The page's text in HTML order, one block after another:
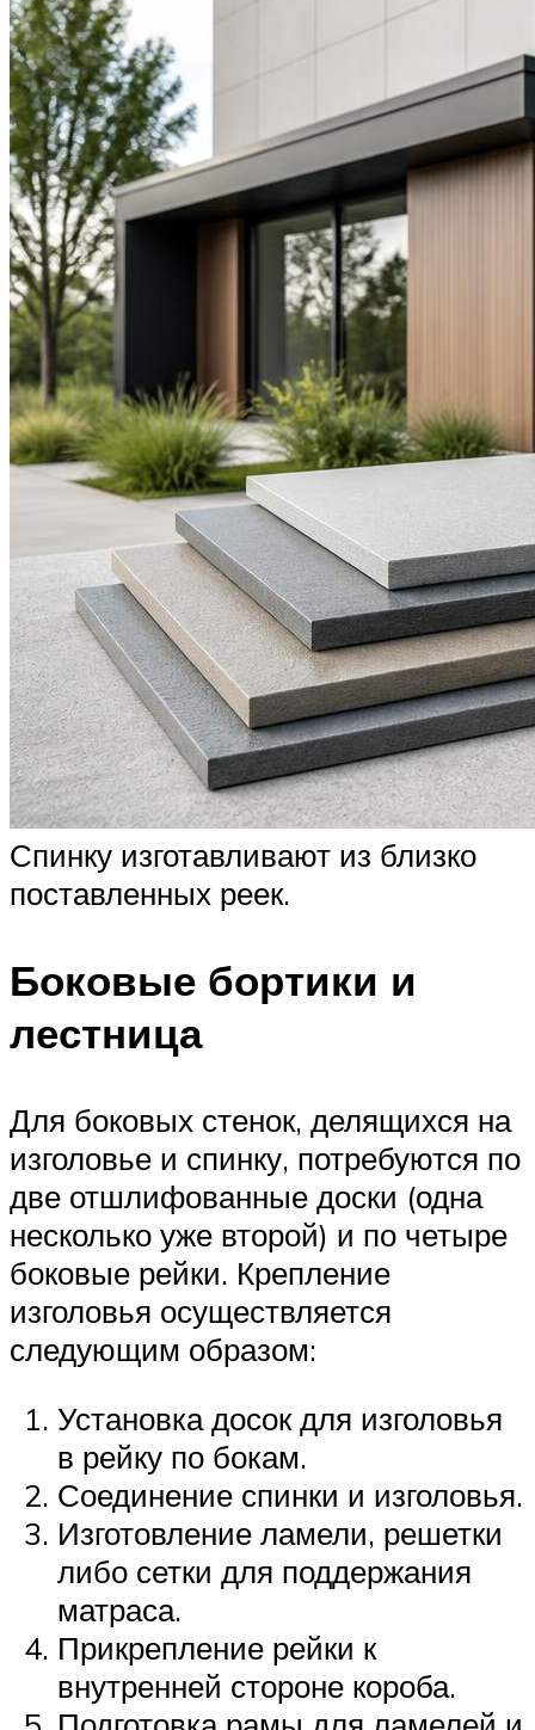
Спинку изготавливают из близко
поставленных реек.
Боковые бортики и
лестница
Для боковых стенок, делящихся на
изголовье и спинку, потребуются по
две отшлифованные доски (одна
несколько уже второй) и по четыре
боковые рейки. Крепление
изголовья осуществляется
следующим образом:
Установка досок для изголовья
в рейку по бокам.
Соединение спинки и изголовья.
Изготовление ламели, решетки
либо сетки для поддержания
матраса.
Прикрепление рейки к
внутренней стороне короба.